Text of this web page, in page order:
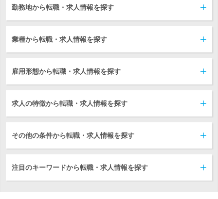
勤務地から転職・求人情報を探す
業種から転職・求人情報を探す
雇用形態から転職・求人情報を探す
求人の特徴から転職・求人情報を探す
その他の条件から転職・求人情報を探す
注目のキーワードから転職・求人情報を探す